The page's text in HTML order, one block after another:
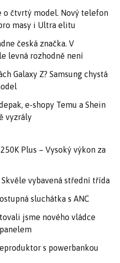
o čtvrtý model. Nový telefon
masy i Ultra elitu
česká značka. V
levná rozhodně není
Galaxy Z? Samsung chystá
e-shopy Temu a Shein
vyzrály
Plus – Vysoký výkon za
Skvěle vybavená střední třída
sluchátka s ANC
jsme nového vládce
s powerbankou